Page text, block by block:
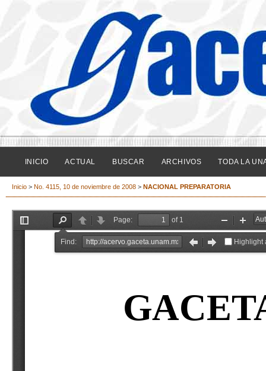
INICIO ACTUAL BUSCAR ARCHIVOS TODA LA
Inicio > No. 4115, 10 de noviembre de 2008 > NACIONAL PREPARATORIA